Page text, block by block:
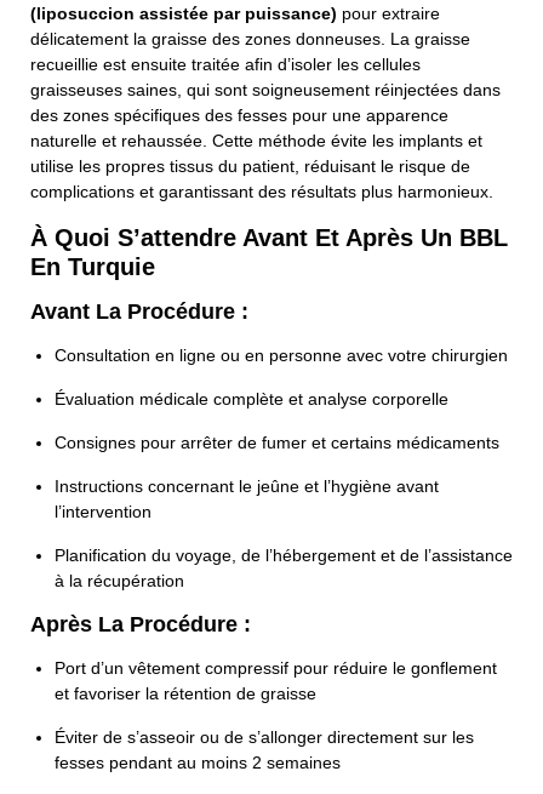
(liposuccion assistée par puissance) pour extraire
délicatement la graisse des zones donneuses. La graisse
recueillie est ensuite traitée afin d’isoler les cellules
graisseuses saines, qui sont soigneusement réinjectées dans
des zones spécifiques des fesses pour une apparence
naturelle et rehaussée. Cette méthode évite les implants et
utilise les propres tissus du patient, réduisant le risque de
complications et garantissant des résultats plus harmonieux.
À Quoi S’attendre Avant Et Après Un BBL
En Turquie
Avant La Procédure :
Consultation en ligne ou en personne avec votre chirurgien
Évaluation médicale complète et analyse corporelle
Consignes pour arrêter de fumer et certains médicaments
Instructions concernant le jeûne et l’hygiène avant
l’intervention
Planification du voyage, de l’hébergement et de l’assistance
à la récupération
Après La Procédure :
Port d’un vêtement compressif pour réduire le gonflement
et favoriser la rétention de graisse
Éviter de s’asseoir ou de s’allonger directement sur les
fesses pendant au moins 2 semaines